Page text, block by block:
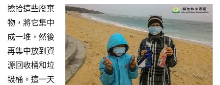
撿拾這些廢棄
物，將它集中
成一堆，然後
再集中放到資
源回收桶和垃
圾桶。這一天